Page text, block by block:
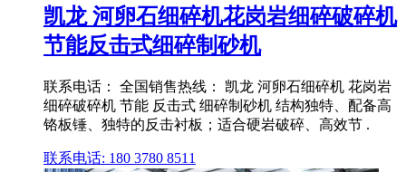
凯龙 河卵石细碎机花岗岩细碎破碎机
节能反击式细碎制砂机
联系电话： 全国销售热线： 凯龙 河卵石细碎机 花岗岩
细碎破碎机 节能 反击式 细碎制砂机 结构独特、配备高
铬板锤、独特的反击衬板；适合硬岩破碎、高效节 .
联系电话: 180 3780 8511